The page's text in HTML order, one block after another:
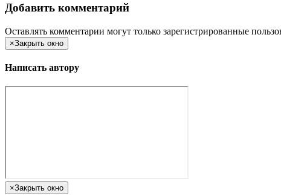
Добавить комментарий
Оставлять комментарии могут только зарегистрированные
×Закрыть окно
Написать автору
×Закрыть окно